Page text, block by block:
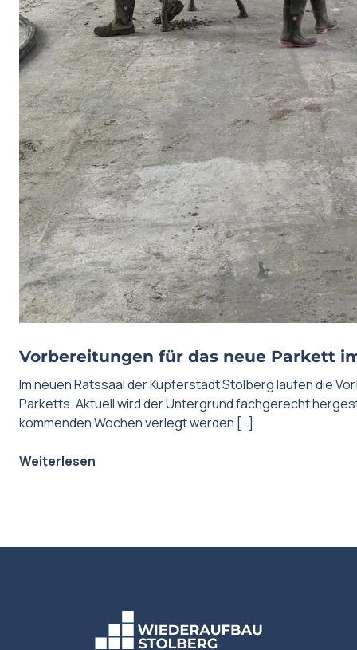
Vorbereitungen für das neue Parkett
Im neuen Ratssaal der Kupferstadt Stolberg laufen die
Parketts. Aktuell wird der Untergrund fachgerecht
kommenden Wochen verlegt werden […]
Weiterlesen